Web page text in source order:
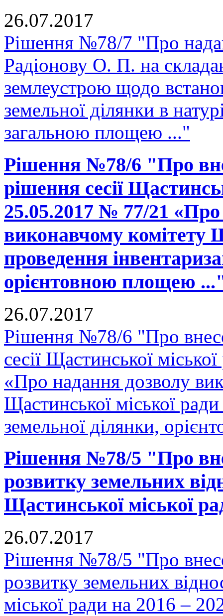
26.07.2017
Рішення №78/7 "Про
Радіонову О. П. на
землеустрою щодо
земельної ділянки в
загальною площею ..."
Рішення №78/6 "Про
рішення сесії
25.05.2017 № 77/21
виконавчому комітету
проведення
орієнтовною площею
26.07.2017
Рішення №78/6 "Про
сесії Щастинської
«Про надання дозволу
Щастинської міської
земельної ділянки,
Рішення №78/5 "Про
розвитку земельних
Щастинської міської
26.07.2017
Рішення №78/5 "Про
розвитку земельних
міської ради на 2016 –